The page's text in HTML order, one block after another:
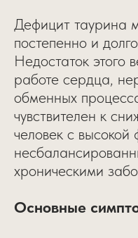
Дефицит таурина
постепенно и
Недостаток этого
работе сердца,
обменных
чувствителен к
человек с высокой
хроническими
Основные